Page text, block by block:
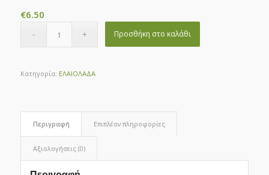
€6.50
Προσθήκη στο καλάθι
Κατηγορία: ΕΛΑΙΟΛΑΔΑ
Περιγραφή Επιπλέον πληροφορίες
Αξιολογήσεις (0)